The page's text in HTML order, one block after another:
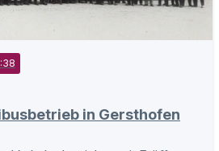
in Gersthofen